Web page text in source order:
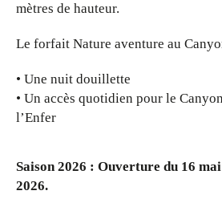
mètres de hauteur.
Le forfait Nature aventure au
Une nuit douillette
Un accès quotidien pour le
l’Enfer
Saison 2026 : Ouverture du 16
2026.